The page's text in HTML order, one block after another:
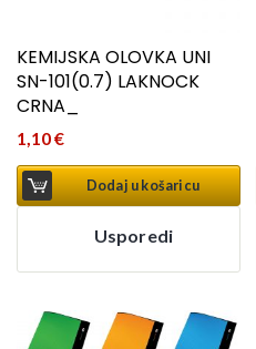
KEMIJSKA OLOVKA UNI
SN-101(0.7) LAKNOCK
CRNA_
1,10€
Dodaj u košaricu
Usporedi